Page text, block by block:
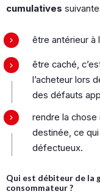
cumulatives
être antérieur à
être caché,
l’acheteur lors
des défauts
rendre la chose
destinée, ce
défectueux.
Qui est débiteur de la
consommateur ?